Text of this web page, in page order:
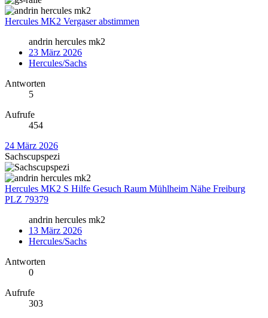
Hercules MK2 Vergaser abstimmen
andrin hercules mk2
23 März 2026
Hercules/Sachs
Antworten
5
Aufrufe
454
24 März 2026
Sachscupspezi
Hercules MK2 S Hilfe Gesuch Raum Mühlheim Nähe Freiburg
PLZ 79379
andrin hercules mk2
13 März 2026
Hercules/Sachs
Antworten
0
Aufrufe
303